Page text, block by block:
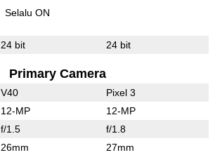
Selalu ON
24 bit 24 bit
Primary Camera
V40 Pixel 3
12-MP 12-MP
f/1.5 f/1.8
26mm 27mm